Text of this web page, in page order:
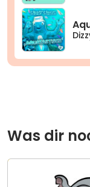
Was dir